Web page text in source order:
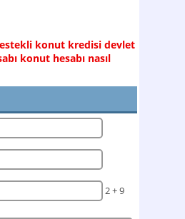
konut kredisi devlet
konut hesabı nasıl
2 + 9